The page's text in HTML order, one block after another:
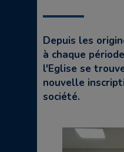
Depuis les
à chaque
l'Eglise se
nouvelle
société.